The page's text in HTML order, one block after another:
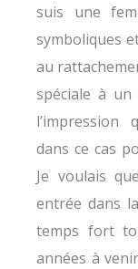
suis une
symboliques
au
spéciale à
l’impression
dans ce cas
Je voulais
entrée dans
temps fort
années à